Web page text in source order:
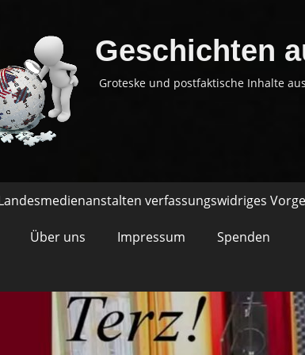
Geschichten
Groteske und postfaktische Inhalte
verfassungswidriges
Über uns Impressum Spenden